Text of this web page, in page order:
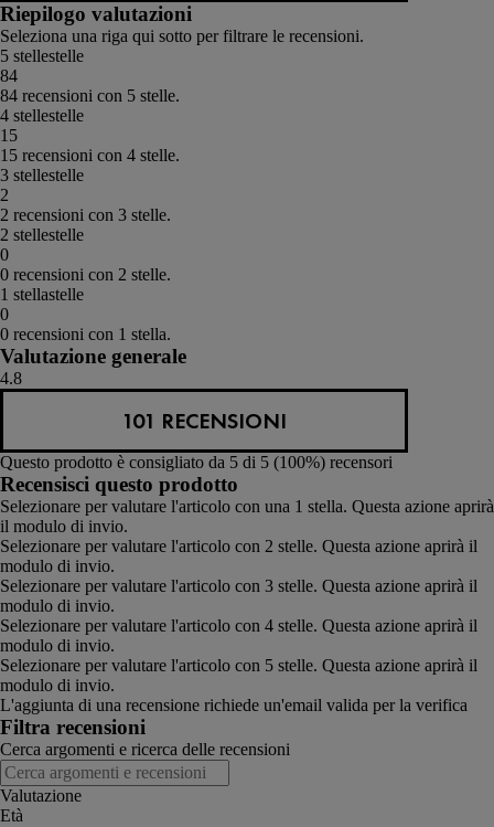
Riepilogo valutazioni
Seleziona una riga qui sotto per filtrare le recensioni.
5 stellestelle
84
84 recensioni con 5 stelle.
4 stellestelle
15
15 recensioni con 4 stelle.
3 stellestelle
2
2 recensioni con 3 stelle.
2 stellestelle
0
0 recensioni con 2 stelle.
1 stellastelle
0
0 recensioni con 1 stella.
Valutazione generale
4.8
101 RECENSIONI
Questo prodotto è consigliato da 5 di 5 (100%) recensori
Recensisci questo prodotto
Selezionare per valutare l'articolo con una 1 stella. Questa azione aprirà
il modulo di invio.
Selezionare per valutare l'articolo con 2 stelle. Questa azione aprirà il
modulo di invio.
Selezionare per valutare l'articolo con 3 stelle. Questa azione aprirà il
modulo di invio.
Selezionare per valutare l'articolo con 4 stelle. Questa azione aprirà il
modulo di invio.
Selezionare per valutare l'articolo con 5 stelle. Questa azione aprirà il
modulo di invio.
L'aggiunta di una recensione richiede un'email valida per la verifica
Filtra recensioni
Cerca argomenti e ricerca delle recensioni
Valutazione
Età